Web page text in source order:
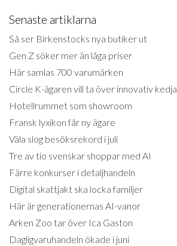
Senaste artiklarna
Så ser Birkenstocks nya butiker ut
Gen Z söker mer än låga priser
Här samlas 700 varumärken
Circle K-ägaren vill ta över innovativ kedja
Hotellrummet som showroom
Fransk lyxikon får ny ägare
Väla slog besöksrekord i juli
Tre av tio svenskar shoppar med AI
Färre konkurser i detaljhandeln
Digital skattjakt ska locka familjer
Här är generationernas AI-vanor
Arken Zoo tar över Ica Gaston
Dagligvaruhandeln ökade i juni